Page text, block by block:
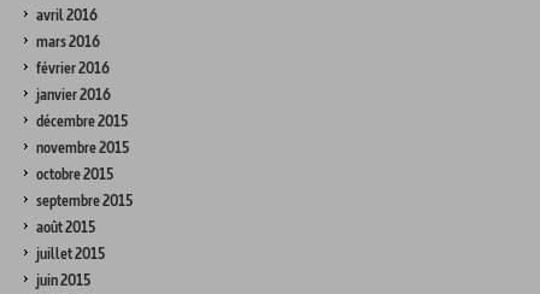
avril 2016
mars 2016
février 2016
janvier 2016
décembre 2015
novembre 2015
octobre 2015
septembre 2015
août 2015
juillet 2015
juin 2015